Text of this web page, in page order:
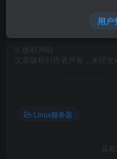
版权声明
文章版权归作者所有，未经允
Linux服务器
喜
用户